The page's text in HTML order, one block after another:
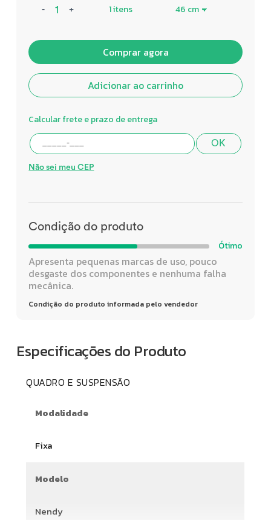
- + 1 itens
Comprar agora
Adicionar ao carrinho
Calcular frete e prazo de entrega
OK
Não sei meu CEP
Condição do produto
Ótimo
Apresenta pequenas marcas de uso, pouco
desgaste dos componentes e nenhuma falha
mecânica.
Condição do produto informada pelo vendedor
Especificações do Produto
QUADRO E SUSPENSÃO
Modalidade
Fixa
Modelo
Nendy